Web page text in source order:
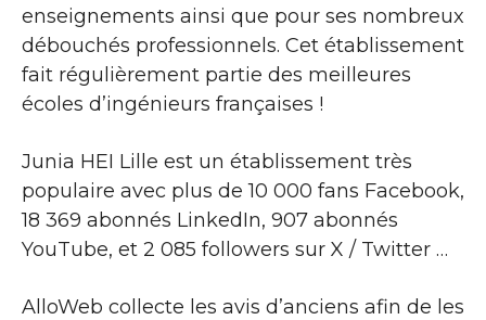
enseignements ainsi que pour ses nombreux
débouchés professionnels. Cet établissement
fait régulièrement partie des meilleures
écoles d’ingénieurs françaises !
Junia HEI Lille est un établissement très
populaire avec plus de 10 000 fans Facebook,
18 369 abonnés LinkedIn, 907 abonnés
YouTube, et 2 085 followers sur X / Twitter …
AlloWeb collecte les avis d’anciens afin de les